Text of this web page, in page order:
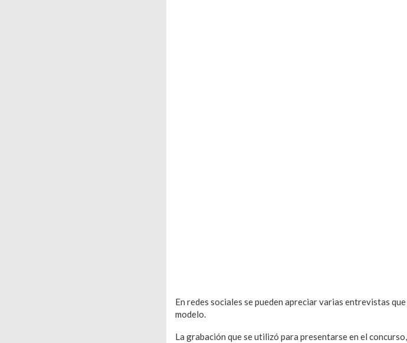
En redes sociales se pueden apreciar varias entrevistas
modelo.
La grabación que se utilizó para presentarse en el